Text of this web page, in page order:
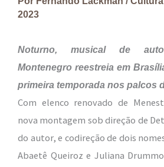
2023
Noturno, musical de
Montenegro reestreia em
primeira temporada nos palcos
Com elenco renovado de
nova montagem sob direção de
do autor, e codireção de dois
Abaetê Queiroz e Juliana